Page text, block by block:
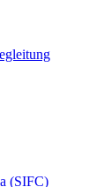
(SIFC)